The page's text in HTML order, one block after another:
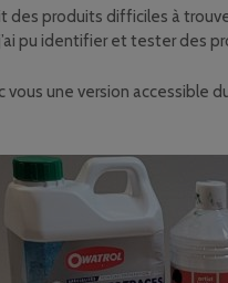
produits difficiles à
pu identifier et tester des
vous une version